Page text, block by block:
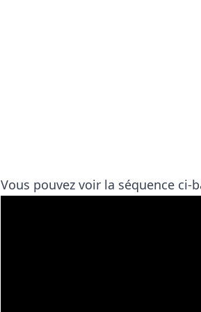
Vous pouvez voir la séquence ci-